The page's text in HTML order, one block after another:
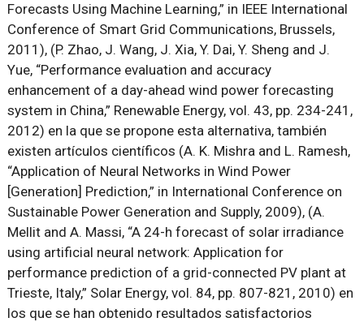
Forecasts Using Machine Learning,” in IEEE International
Conference of Smart Grid Communications, Brussels,
2011), (P. Zhao, J. Wang, J. Xia, Y. Dai, Y. Sheng and J.
Yue, “Performance evaluation and accuracy
enhancement of a day-ahead wind power forecasting
system in China,” Renewable Energy, vol. 43, pp. 234-241,
2012) en la que se propone esta alternativa, también
existen artículos científicos (A. K. Mishra and L. Ramesh,
“Application of Neural Networks in Wind Power
[Generation] Prediction,” in International Conference on
Sustainable Power Generation and Supply, 2009), (A.
Mellit and A. Massi, “A 24-h forecast of solar irradiance
using artificial neural network: Application for
performance prediction of a grid-connected PV plant at
Trieste, Italy,” Solar Energy, vol. 84, pp. 807-821, 2010) en
los que se han obtenido resultados satisfactorios